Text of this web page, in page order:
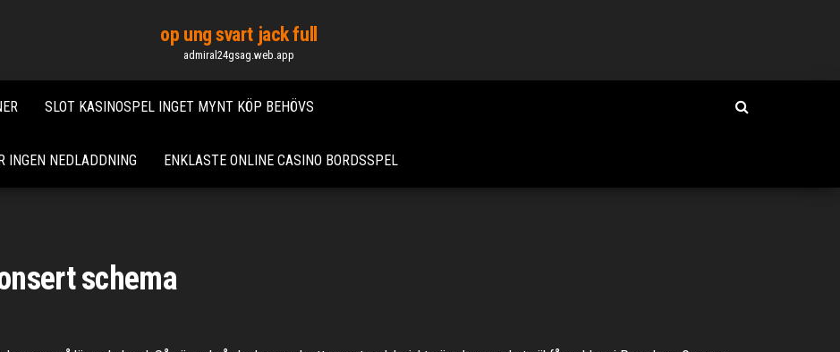
op ung svart jack full
admiral24gsag.web.app
SLOT KASINOSPEL INGET MYNT KÖP BEHÖVS
INGEN NEDLADDNING ENKLASTE ONLINE CASINO BORDSSPEL
schema